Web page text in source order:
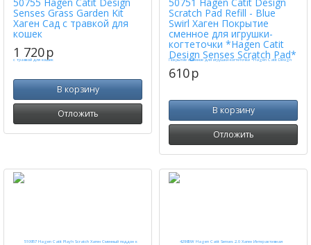
50755 Hagen Catit Design
Senses Grass Garden Kit
Хаген Сад с травкой для
кошек
1 720p
В корзину
Отложить
50751 Hagen Catit Design
Scratch Pad Refill - Blue
Swirl Хаген Покрытие
сменное для игрушки-
когтеточки *Hagen Catit
Design Senses Scratch Pad*
610p
В корзину
Отложить